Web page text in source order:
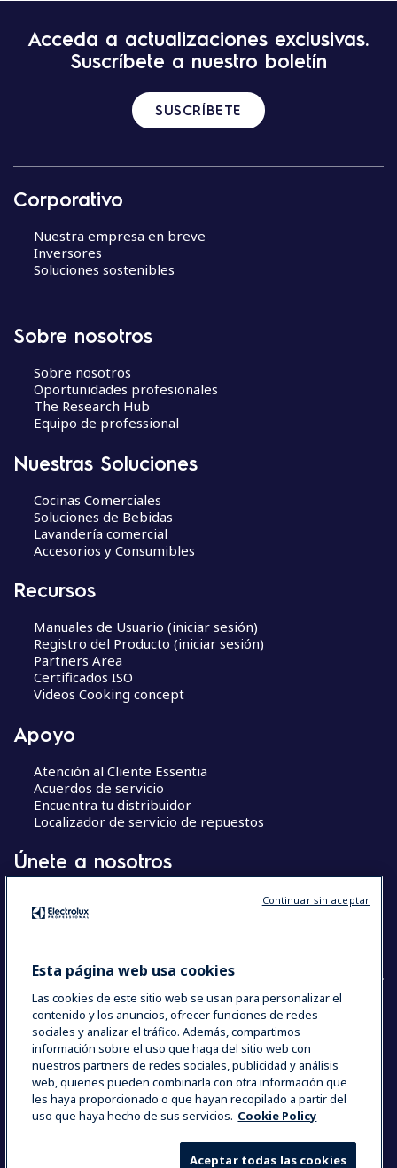
i
ó
n
r
Acceda a actualizaciones exclusivas.
Suscríbete a nuestro boletín
SUSCRÍBETE
Corporativo
Nuestra empresa en breve
Inversores
Soluciones sostenibles
Sobre nosotros
Sobre nosotros
Oportunidades profesionales
The Research Hub
Equipo de professional
Nuestras Soluciones
Cocinas Comerciales
Soluciones de Bebidas
Lavandería comercial
Accesorios y Consumibles
Recursos
Manuales de Usuario (iniciar sesión)
Registro del Producto (iniciar sesión)
Partners Area
Certificados ISO
Videos Cooking concept
Apoyo
Atención al Cliente Essentia
Acuerdos de servicio
Encuentra tu distribuidor
Localizador de servicio de repuestos
Únete a nosotros
Chef’s Hub
COUNTRY AND LANGUAGE
SU SELECCIÓN: ESPAÑA
Data Privacy Statement
Cookie Policy
Términos y Condiciones
Esta página web usa cookies
Las cookies de este sitio web se usan para personalizar el
contenido y los anuncios, ofrecer funciones de redes
sociales y analizar el tráfico. Además, compartimos
información sobre el uso que haga del sitio web con
nuestros partners de redes sociales, publicidad y análisis
web, quienes pueden combinarla con otra información que
les haya proporcionado o que hayan recopilado a partir del
uso que haya hecho de sus servicios. Cookie Policy
Aceptar todas las cookies
Continuar sin aceptar